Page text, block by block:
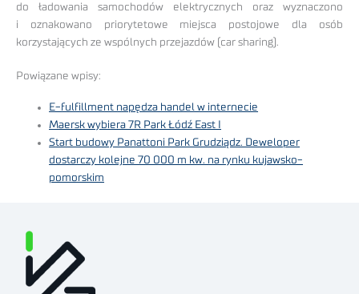
do ładowania samochodów elektrycznych oraz wyznaczono
i oznakowano priorytetowe miejsca postojowe dla osób
korzystających ze wspólnych przejazdów (car sharing).
Powiązane wpisy:
E-fulfillment napędza handel w internecie
Maersk wybiera 7R Park Łódź East I
Start budowy Panattoni Park Grudziądz. Deweloper
dostarczy kolejne 70 000 m kw. na rynku kujawsko-
pomorskim